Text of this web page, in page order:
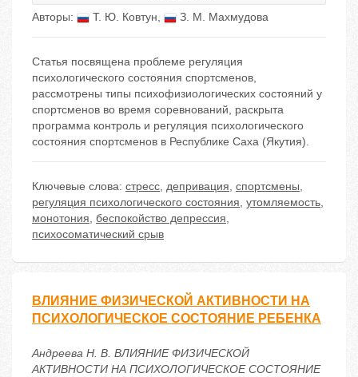
Авторы: Т. Ю. Ковтун, З. М. Махмудова
Статья посвящена проблеме регуляция
психологического состояния спортсменов,
рассмотрены типы психофизиологических состояний у
спортсменов во время соревнований, раскрыта
программа контроль и регуляция психологического
состояния спортсменов в Республике Саха (Якутия).
Ключевые слова: стресс, депривация, спортсмены,
регуляция психологического состояния, утомляемость,
монотония, беспокойство депрессия,
психосоматический срыв
ВЛИЯНИЕ ФИЗИЧЕСКОЙ АКТИВНОСТИ НА
ПСИХОЛОГИЧЕСКОЕ СОСТОЯНИЕ РЕБЕНКА
Андреева Н. В. ВЛИЯНИЕ ФИЗИЧЕСКОЙ
АКТИВНОСТИ НА ПСИХОЛОГИЧЕСКОЕ СОСТОЯНИЕ